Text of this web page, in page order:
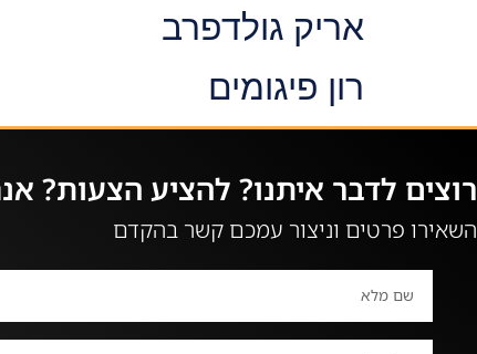
אריק גולדפרב
רון פיגומים
רוצים לדבר איתנו? להציע הצעות?
השאירו פרטים וניצור עמכם קשר בהקדם